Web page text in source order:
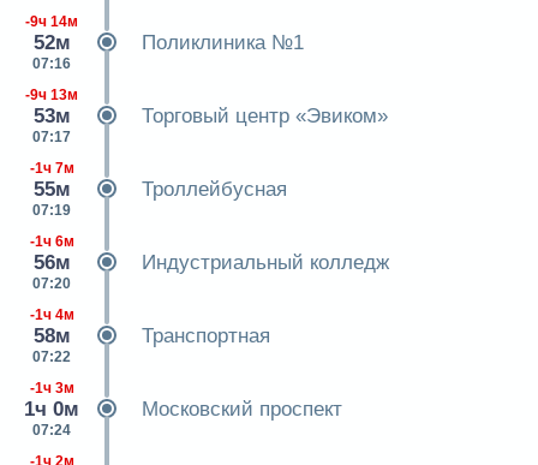
-9ч 14м
52м
07:16
Поликлиника №1
-9ч 13м
53м
07:17
Торговый центр «Эвиком»
-1ч 7м
55м
07:19
Троллейбусная
-1ч 6м
56м
07:20
Индустриальный колледж
-1ч 4м
58м
07:22
Транспортная
-1ч 3м
1ч 0м
07:24
Московский проспект
-1ч 2м